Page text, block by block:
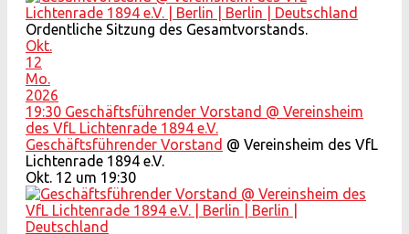
Ordentliche Sitzung des Gesamtvorstands.
Okt.
12
Mo.
2026
19:30 Geschäftsführender Vorstand @ Vereinsheim
des VfL Lichtenrade 1894 e.V.
Geschäftsführender Vorstand @ Vereinsheim des VfL
Lichtenrade 1894 e.V.
Okt. 12 um 19:30